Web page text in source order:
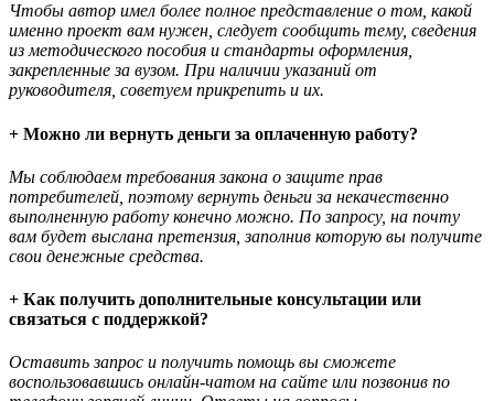
Чтобы автор имел более полное представление о том, какой
именно проект вам нужен, следует сообщить тему, сведения
из методического пособия и стандарты оформления,
закрепленные за вузом. При наличии указаний от
руководителя, советуем прикрепить и их.
+ Можно ли вернуть деньги за оплаченную работу?
Мы соблюдаем требования закона о защите прав
потребителей, поэтому вернуть деньги за некачественно
выполненную работу конечно можно. По запросу, на почту
вам будет выслана претензия, заполнив которую вы получите
свои денежные средства.
+ Как получить дополнительные консультации или
связаться с поддержкой?
Оставить запрос и получить помощь вы сможете
воспользовавшись онлайн-чатом на сайте или позвонив по